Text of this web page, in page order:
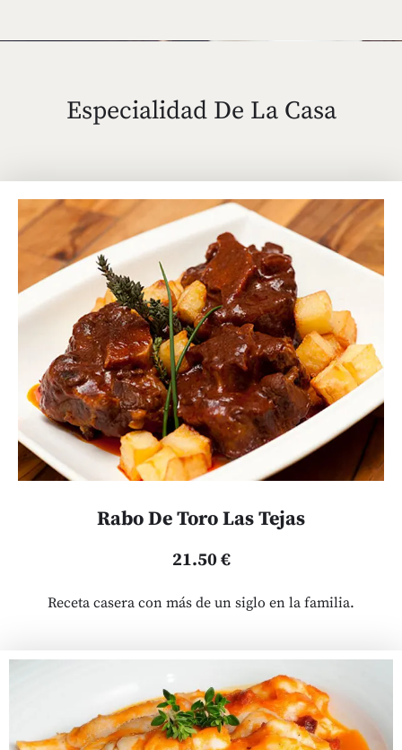
Especialidad De La Casa
Rabo De Toro Las Tejas
21.50 €
Receta casera con más de un siglo en la familia.